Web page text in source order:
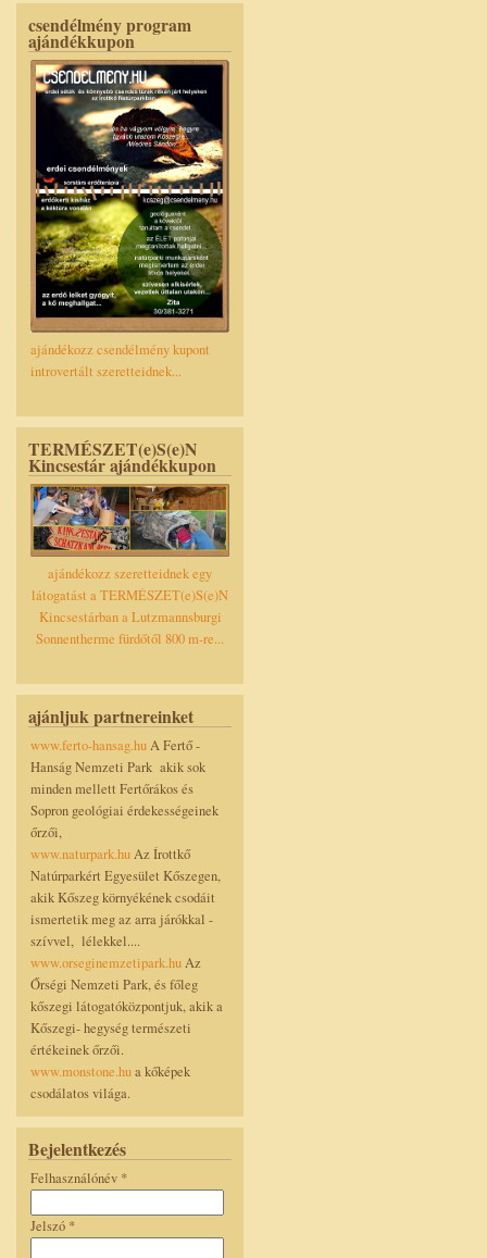
csendélmény program
ajándékkupon
ajándékozz csendélmény kupont
introvertált szeretteidnek...
TERMÉSZET(e)S(e)N
Kincsestár ajándékkupon
ajándékozz szeretteidnek egy
látogatást a TERMÉSZET(e)S(e)N
Kincsestárban a Lutzmannsburgi
Sonnentherme fürdőtől 800 m-re...
ajánljuk partnereinket
www.ferto-hansag.huA Fertő -
Hanság Nemzeti Park akik sok
minden mellett Fertőrákos és
Sopron geológiai érdekességeinek
őrzői,
www.naturpark.huAz Írottkő
Natúrparkért Egyesület Kőszegen,
akik Kőszeg környékének csodáit
ismertetik meg az arra járókkal -
szívvel, lélekkel....
www.orseginemzetipark.huAz
Őrségi Nemzeti Park, és főleg
kőszegi látogatóközpontjuk, akik a
Kőszegi- hegység természeti
értékeinek őrzői.
www.monstone.hua kőképek
csodálatos világa.
Bejelentkezés
Felhasználónév *
Jelszó *